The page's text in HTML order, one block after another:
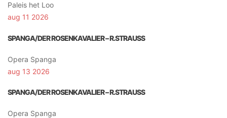
Paleis het Loo
aug 11 2026
SPANGA/DER ROSENKAVALIER – R.STRAUSS
Opera Spanga
aug 13 2026
SPANGA/DER ROSENKAVALIER – R.STRAUSS
Opera Spanga